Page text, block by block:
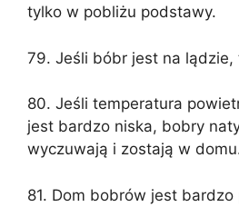
tylko w pobliżu podstawy.
79. Jeśli bóbr jest na lądzie,
80. Jeśli temperatura
jest bardzo niska, bobry
wyczuwają i zostają w
81. Dom bobrów jest